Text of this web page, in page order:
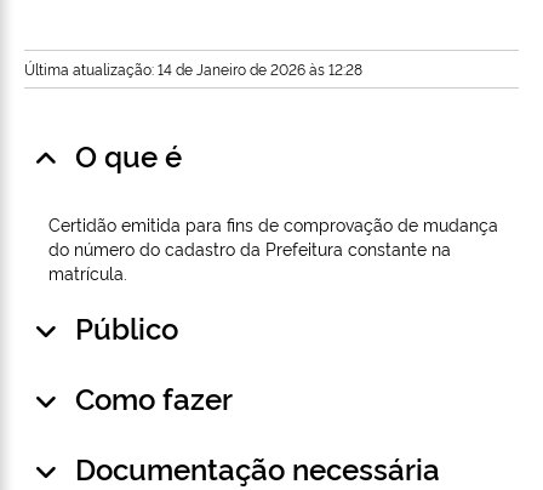
Última atualização: 14 de Janeiro de 2026 às 12:28
O que é
Certidão emitida para fins de comprovação de mudança
do número do cadastro da Prefeitura constante na
matrícula.
Público
Como fazer
Documentação necessária